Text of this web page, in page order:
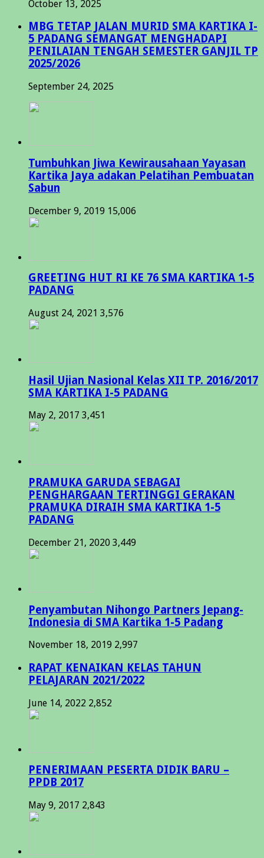
October 13, 2025
MBG TETAP JALAN MURID SMA KARTIKA I-
5 PADANG SEMANGAT MENGHADAPI
PENILAIAN TENGAH SEMESTER GANJIL TP
2025/2026
September 24, 2025
Tumbuhkan Jiwa Kewirausahaan Yayasan
Kartika Jaya adakan Pelatihan Pembuatan
Sabun
December 9, 2019 15,006
GREETING HUT RI KE 76 SMA KARTIKA 1-5
PADANG
August 24, 2021 3,576
Hasil Ujian Nasional Kelas XII TP. 2016/2017
SMA KARTIKA I-5 PADANG
May 2, 2017 3,451
PRAMUKA GARUDA SEBAGAI
PENGHARGAAN TERTINGGI GERAKAN
PRAMUKA DIRAIH SMA KARTIKA 1-5
PADANG
December 21, 2020 3,449
Penyambutan Nihongo Partners Jepang-
Indonesia di SMA Kartika 1-5 Padang
November 18, 2019 2,997
RAPAT KENAIKAN KELAS TAHUN
PELAJARAN 2021/2022
June 14, 2022 2,852
PENERIMAAN PESERTA DIDIK BARU –
PPDB 2017
May 9, 2017 2,843